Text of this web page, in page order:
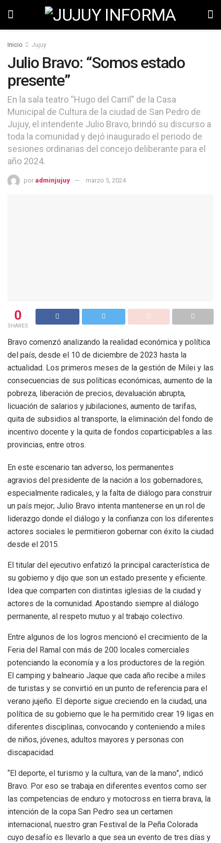
Inicio Jujuy
Julio Bravo: “Somos estado
presente”
En la sala teatro “Hugo del Carril” de la Casa
Municipal de Cultura de la ciudad de San Pedro de
Jujuy, el intendente Julio Bravo, brindó su discurso a
toda la comunidad y dejó inaugurado el periodo de
sesiones ordinarias del concejo deliberante para el
año 2024.
por adminjujuy marzo 5, 2024
0
SHARES
Bravo comenzó analizando la realidad económica y política
del país, desde el 10 de diciembre de 2023 hasta la
actualidad. Los primeros meses de la gestión de Milei y las
consecuencias de sus políticas económicas, aumento de la
pobreza, liberación de precios, devaluación abrupta,
licuación de salarios y jubilaciones, aumento de tarifas,
quita de subsidios al transporte, la eliminación del fondo de
incentivo docente y la quita de fondos coparticipables a las
provincias, entre otros.
En este escenario tan adverso, los permanentes
agravios del presidente de la nación a los gobernadores,
especialmente radicales, y la falta de diálogo para construir
un país mejor; Julio Bravo intenta mantenerse en un rol de
liderazgo donde el diálogo y la confianza con los diferentes
actores sociales le permitieron gobernar con éxito la ciudad
desde el 2015.
El titular del ejecutivo enfatizó la principal característica de
su gobierno y dijo que son un estado presente y eficiente.
Idea que comparten con distintas iglesias de la ciudad y
actores de la comunidad. Apostando siempre al diálogo
permanente, al respeto mutuo y al trabajo colectivo.
Entre algunos de los logros mencionó el crecimiento de la
Feria del Ramal con más de 200 locales comerciales
potenciando la economía y a los productores de la región.
El camping y balneario Jaque que cada año recibe a miles
de turistas y se convirtió en un punto de referencia para el
verano jujeño. El deporte sigue creciendo en la ciudad, una
política de su gobierno que le ha permitido crear 19 ligas en
diferentes disciplinas, convocando y conteniendo a miles
de niños, jóvenes, adultos mayores y personas con
discapacidad.
“El deporte, el turismo y la cultura, van de la mano”, indicó
Bravo. Por eso se trabaja en diferentes eventos como ser
las competencias de enduro y motocross en tierra brava, la
intención de la copa San Pedro sea un certamen
internacional, nuestro gran Festival de la Peña Colorada
cuyo desafío es llevarlo a que sea un evento de tres días y